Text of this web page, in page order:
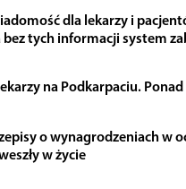
dla lekarzy i
bez tych informacji system
na Podkarpaciu. Ponad
o wynagrodzeniach w
w życie